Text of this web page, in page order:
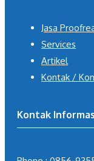
Jasa
Services
Artikel
Kontak /
Kontak